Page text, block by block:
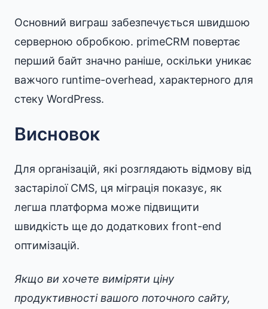
Основний виграш забезпечується швидшою
серверною обробкою. primeCRM повертає
перший байт значно раніше, оскільки уникає
важчого runtime-overhead, характерного для
стеку WordPress.
Висновок
Для організацій, які розглядають відмову від
застарілої CMS, ця міграція показує, як
легша платформа може підвищити
швидкість ще до додаткових front-end
оптимізацій.
Якщо ви хочете виміряти ціну
продуктивності вашого поточного сайту,